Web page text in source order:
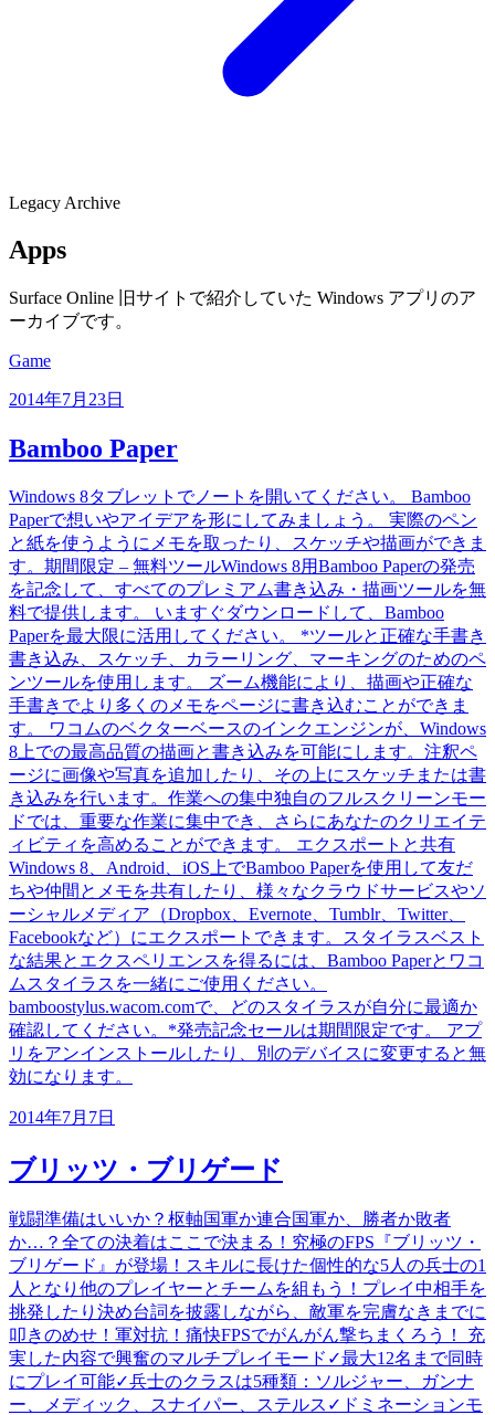
Legacy Archive
Apps
Surface Online 旧サイトで紹介していた Windows アプリのア
ーカイブです。
Game
2014年7月23日
Bamboo Paper
Windows 8タブレットでノートを開いてください。 Bamboo
Paperで想いやアイデアを形にしてみましょう。 実際のペン
と紙を使うようにメモを取ったり、スケッチや描画ができま
す。期間限定 – 無料ツールWindows 8用Bamboo Paperの発売
を記念して、すべてのプレミアム書き込み・描画ツールを無
料で提供します。 いますぐダウンロードして、Bamboo
Paperを最大限に活用してください。 *ツールと正確な手書き
書き込み、スケッチ、カラーリング、マーキングのためのペ
ンツールを使用します。 ズーム機能により、描画や正確な
手書きでより多くのメモをページに書き込むことができま
す。 ワコムのベクターベースのインクエンジンが、Windows
8上での最高品質の描画と書き込みを可能にします。注釈ペ
ージに画像や写真を追加したり、その上にスケッチまたは書
き込みを行います。作業への集中独自のフルスクリーンモー
ドでは、重要な作業に集中でき、さらにあなたのクリエイテ
ィビティを高めることができます。 エクスポートと共有
Windows 8、Android、iOS上でBamboo Paperを使用して友だ
ちや仲間とメモを共有したり、様々なクラウドサービスやソ
ーシャルメディア（Dropbox、Evernote、Tumblr、Twitter、
Facebookなど）にエクスポートできます。スタイラスベスト
な結果とエクスペリエンスを得るには、Bamboo Paperとワコ
ムスタイラスを一緒にご使用ください。
bamboostylus.wacom.comで、どのスタイラスが自分に最適か
確認してください。*発売記念セールは期間限定です。 アプ
リをアンインストールしたり、別のデバイスに変更すると無
効になります。
2014年7月7日
ブリッツ・ブリゲード
戦闘準備はいいか？枢軸国軍か連合国軍か、勝者か敗者
か…？全ての決着はここで決まる！究極のFPS『ブリッツ・
ブリゲード』が登場！スキルに長けた個性的な5人の兵士の1
人となり他のプレイヤーとチームを組もう！プレイ中相手を
挑発したり決め台詞を披露しながら、敵軍を完膚なきまでに
叩きのめせ！軍対抗！痛快FPSでがんがん撃ちまくろう！ 充
実した内容で興奮のマルチプレイモード✓最大12名まで同時
にプレイ可能✓兵士のクラスは5種類：ソルジャー、ガンナ
ー、メディック、スナイパー、ステルス✓ドミネーションモ